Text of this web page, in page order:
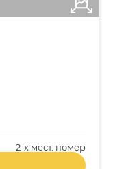
2-x мест. номер